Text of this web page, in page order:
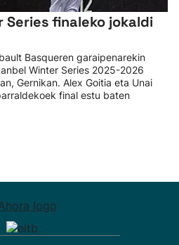
Series finaleko jokaldi
Basqueren garaipenarekin
Winter Series 2025-2026
Gernikan. Alex Goitia eta Unai
final estu baten